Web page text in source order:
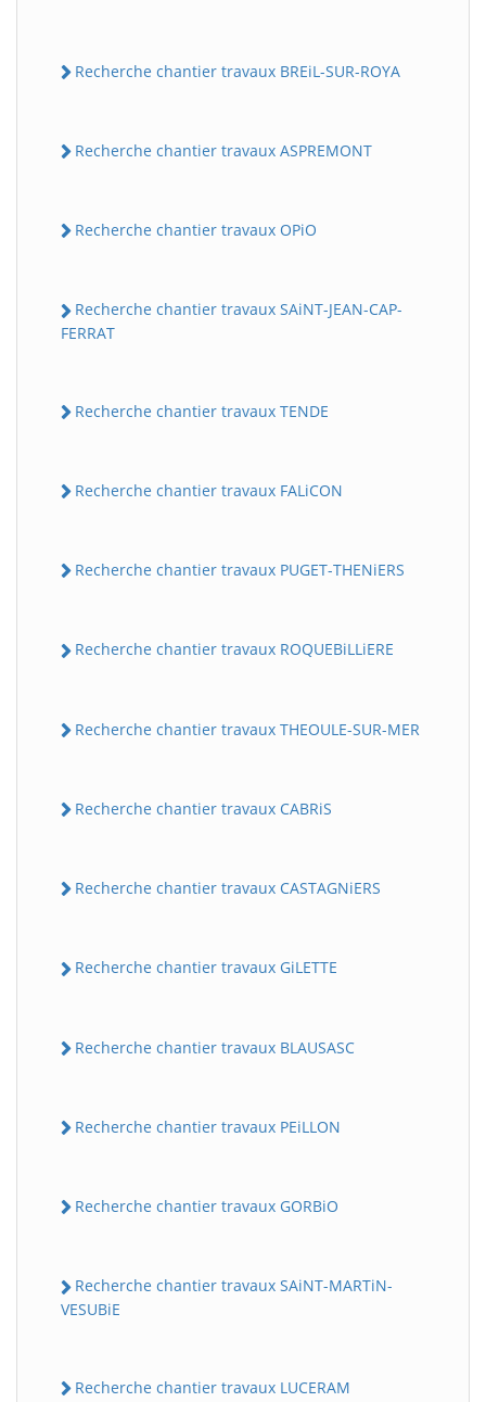
Recherche chantier travaux BREiL-SUR-ROYA
Recherche chantier travaux ASPREMONT
Recherche chantier travaux OPiO
Recherche chantier travaux SAiNT-JEAN-CAP-
FERRAT
Recherche chantier travaux TENDE
Recherche chantier travaux FALiCON
Recherche chantier travaux PUGET-THENiERS
Recherche chantier travaux ROQUEBiLLiERE
Recherche chantier travaux THEOULE-SUR-MER
Recherche chantier travaux CABRiS
Recherche chantier travaux CASTAGNiERS
Recherche chantier travaux GiLETTE
Recherche chantier travaux BLAUSASC
Recherche chantier travaux PEiLLON
Recherche chantier travaux GORBiO
Recherche chantier travaux SAiNT-MARTiN-
VESUBiE
Recherche chantier travaux LUCERAM